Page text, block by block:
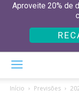
Início Previsões
Aproveite 20% de